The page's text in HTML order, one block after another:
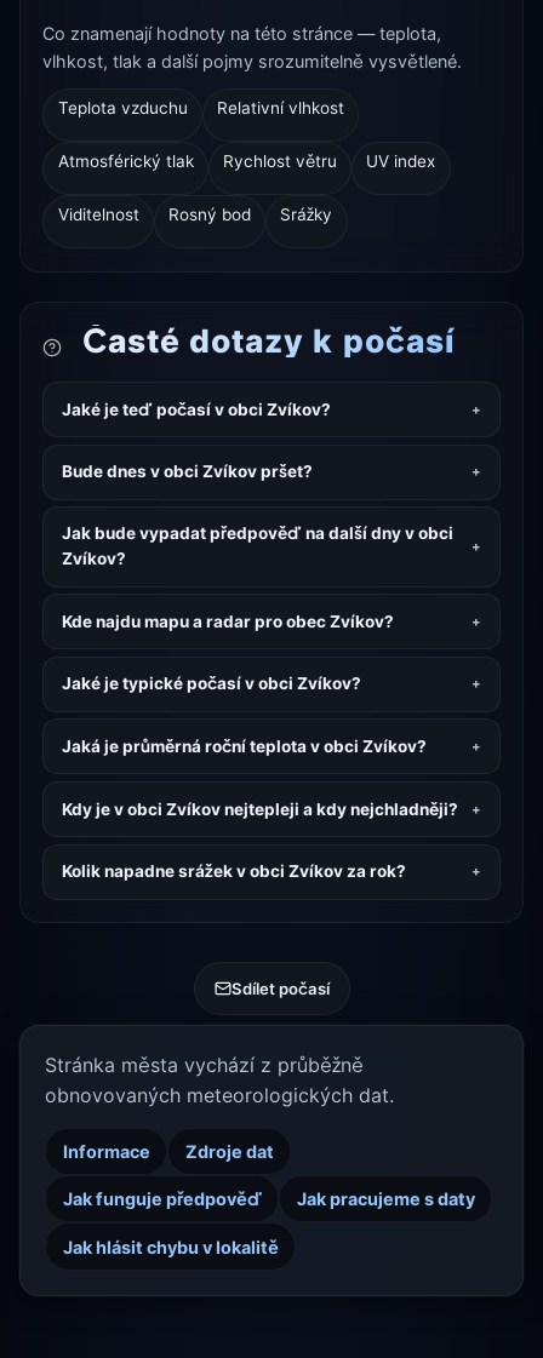
Co znamenají hodnoty na této stránce — teplota,
vlhkost, tlak a další pojmy srozumitelně vysvětlené.
Teplota vzduchu Relativní vlhkost
Atmosférický tlak Rychlost větru UV index
Viditelnost Rosný bod Srážky
Časté dotazy k počasí
Jaké je teď počasí v obci Zvíkov?
Bude dnes v obci Zvíkov pršet?
Jak bude vypadat předpověď na další dny v obci
Zvíkov?
Kde najdu mapu a radar pro obec Zvíkov?
Jaké je typické počasí v obci Zvíkov?
Jaká je průměrná roční teplota v obci Zvíkov?
Kdy je v obci Zvíkov nejtepleji a kdy nejchladněji?
Kolik napadne srážek v obci Zvíkov za rok?
Sdílet počasí
Stránka města vychází z průběžně
obnovovaných meteorologických dat.
Informace Zdroje dat
Jak funguje předpověď Jak pracujeme s daty
Jak hlásit chybu v lokalitě